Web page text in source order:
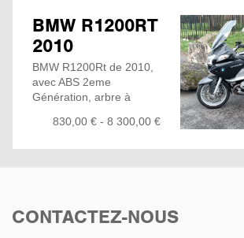
BMW R1200RT
2010
BMW R1200Rt de 2010,
avec ABS 2eme
Génération, arbre à
bonne état... La dernière
de la route que des
830,00 € - 8 300,00 €
CONTACTEZ-NOUS